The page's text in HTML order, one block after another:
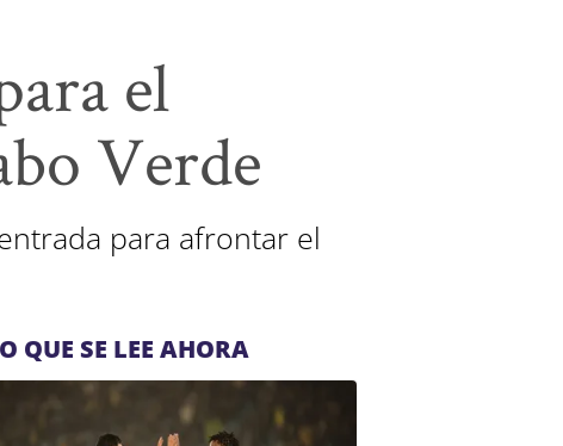
el
Verde
para afrontar el
QUE SE LEE AHORA